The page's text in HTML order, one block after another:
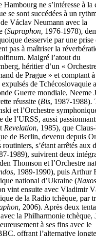
ne s’intéresse à la
se sont succédées à un
Václav Neumann avec la
(Supraphon, 1976‑1978),
desservie par une prise
pas à maîtriser la
Malgré l’atout du
héritier d’un «
de Prague » et comptant à
de Tchécoslovaquie
Guerre mondiale, Neeme
réussite (Bis, 1987‑1988).
et l’Orchestre
de l’URSS, aussi
Revelation, 1985), que
de Berlin, devenu depuis
s’étant arrêtés aux
suivirent deux
Thomson et l’Orchestre
, 1989‑1990), puis Arthur
national d’Ukraine (Naxos
vint ensuite avec Vladimir
de la Radio tchèque, par
, 2006). Après deux
la Philharmonie tchèque,
à ses fins avec le
offrant l’alternative